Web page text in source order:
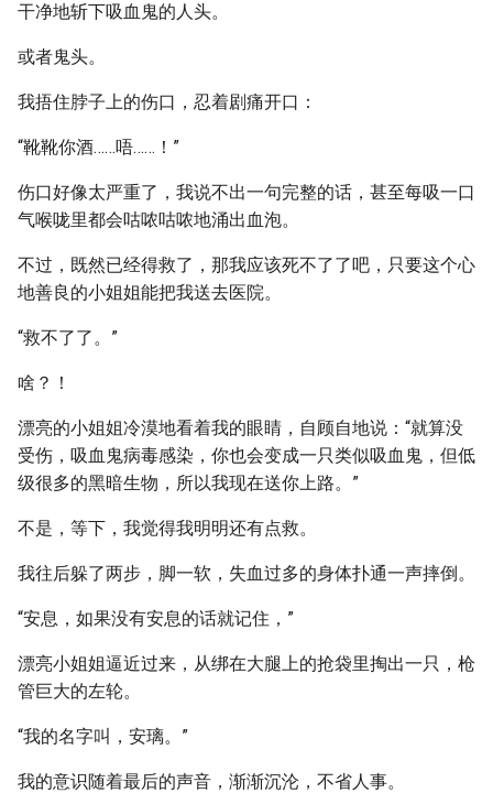
干净地斩下吸血鬼的人头。
或者鬼头。
我捂住脖子上的伤口，忍着剧痛开口：
“靴靴你酒……唔……！”
伤口好像太严重了，我说不出一句完整的话，甚至每吸一口
气喉咙里都会咕哝咕哝地涌出血泡。
不过，既然已经得救了，那我应该死不了了吧，只要这个心
地善良的小姐姐能把我送去医院。
“救不了了。”
啥？！
漂亮的小姐姐冷漠地看着我的眼睛，自顾自地说：“就算没
受伤，吸血鬼病毒感染，你也会变成一只类似吸血鬼，但低
级很多的黑暗生物，所以我现在送你上路。”
不是，等下，我觉得我明明还有点救。
我往后躲了两步，脚一软，失血过多的身体扑通一声摔倒。
“安息，如果没有安息的话就记住，”
漂亮小姐姐逼近过来，从绑在大腿上的抢袋里掏出一只，枪
管巨大的左轮。
“我的名字叫，安璃。”
我的意识随着最后的声音，渐渐沉沦，不省人事。